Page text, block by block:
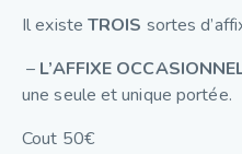
Il existe TROIS sortes
– L’AFFIXE
une seule et unique portée.
Cout 50€